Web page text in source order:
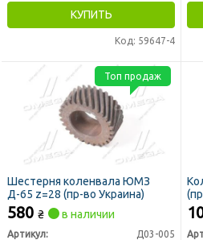
КУПИТЬ
Код: 59647-4
Шестерня коленвала ЮМЗ
Д-65 z=28 (пр-во Украина)
580 ₴ в наличии
Артикул:
Д03-005
Топ продаж